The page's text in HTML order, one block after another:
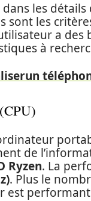
les
sont les
a des
à
de
Ryzen. La
. Plus le
est